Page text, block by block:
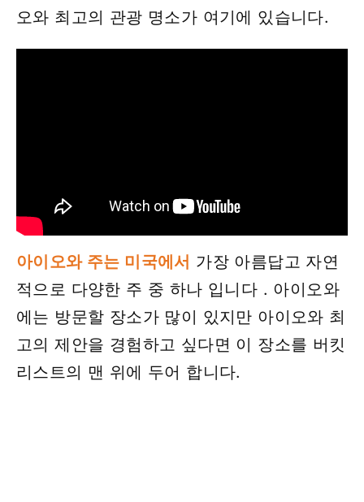
오와 최고의 관광 명소가 여기에 있습니다.
아이오와 주는 미국에서 가장 아름답고 자연
적으로 다양한 주 중 하나 입니다 . 아이오와
에는 방문할 장소가 많이 있지만 아이오와 최
고의 제안을 경험하고 싶다면 이 장소를 버킷
리스트의 맨 위에 두어 합니다.